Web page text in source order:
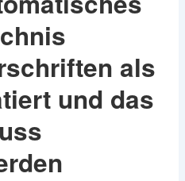
als
und das